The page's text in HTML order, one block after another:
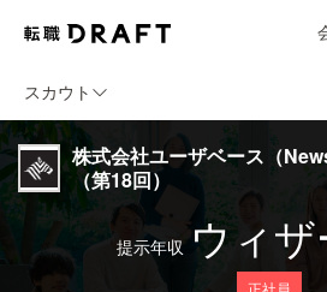
スカウト
株式会社ユーザベース（
（第18回）
提示年収 ウィ
正社員